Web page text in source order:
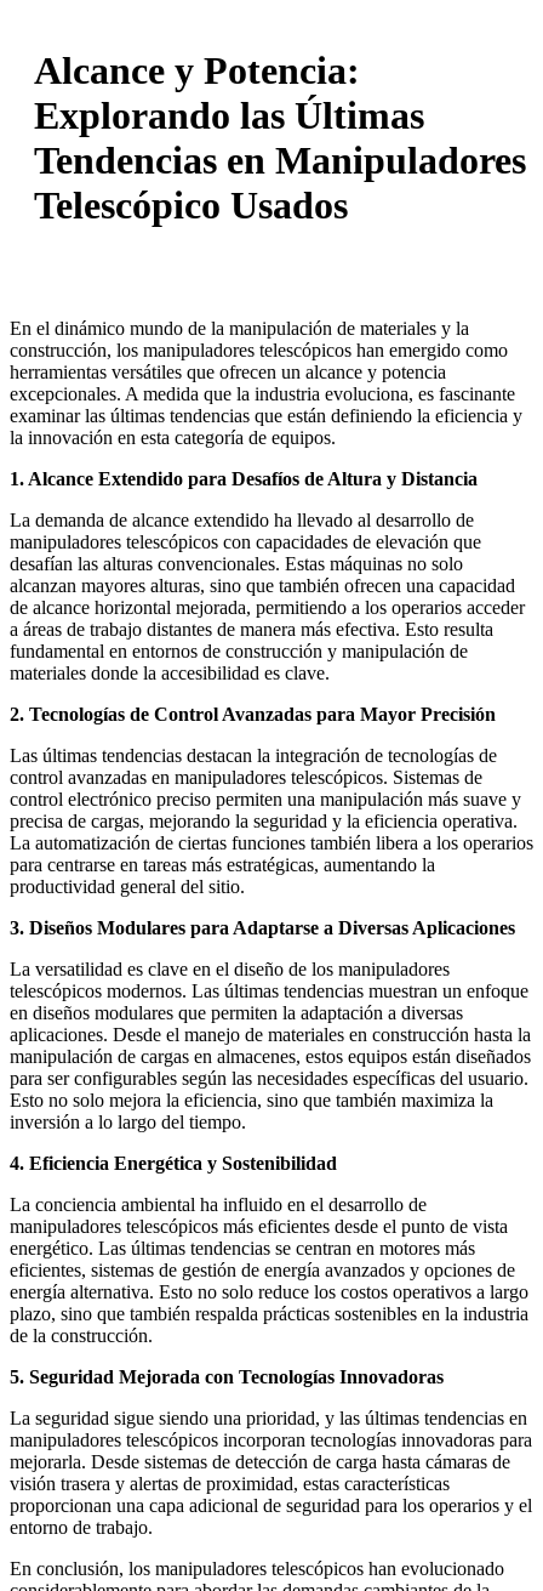
Alcance y Potencia:
Explorando las Últimas
Tendencias en Manipuladores
Telescópico Usados
En el dinámico mundo de la manipulación de materiales y la
construcción, los manipuladores telescópicos han emergido como
herramientas versátiles que ofrecen un alcance y potencia
excepcionales. A medida que la industria evoluciona, es fascinante
examinar las últimas tendencias que están definiendo la eficiencia y
la innovación en esta categoría de equipos.
1. Alcance Extendido para Desafíos de Altura y Distancia
La demanda de alcance extendido ha llevado al desarrollo de
manipuladores telescópicos con capacidades de elevación que
desafían las alturas convencionales. Estas máquinas no solo
alcanzan mayores alturas, sino que también ofrecen una capacidad
de alcance horizontal mejorada, permitiendo a los operarios acceder
a áreas de trabajo distantes de manera más efectiva. Esto resulta
fundamental en entornos de construcción y manipulación de
materiales donde la accesibilidad es clave.
2. Tecnologías de Control Avanzadas para Mayor Precisión
Las últimas tendencias destacan la integración de tecnologías de
control avanzadas en manipuladores telescópicos. Sistemas de
control electrónico preciso permiten una manipulación más suave y
precisa de cargas, mejorando la seguridad y la eficiencia operativa.
La automatización de ciertas funciones también libera a los operarios
para centrarse en tareas más estratégicas, aumentando la
productividad general del sitio.
3. Diseños Modulares para Adaptarse a Diversas Aplicaciones
La versatilidad es clave en el diseño de los manipuladores
telescópicos modernos. Las últimas tendencias muestran un enfoque
en diseños modulares que permiten la adaptación a diversas
aplicaciones. Desde el manejo de materiales en construcción hasta la
manipulación de cargas en almacenes, estos equipos están diseñados
para ser configurables según las necesidades específicas del usuario.
Esto no solo mejora la eficiencia, sino que también maximiza la
inversión a lo largo del tiempo.
4. Eficiencia Energética y Sostenibilidad
La conciencia ambiental ha influido en el desarrollo de
manipuladores telescópicos más eficientes desde el punto de vista
energético. Las últimas tendencias se centran en motores más
eficientes, sistemas de gestión de energía avanzados y opciones de
energía alternativa. Esto no solo reduce los costos operativos a largo
plazo, sino que también respalda prácticas sostenibles en la industria
de la construcción.
5. Seguridad Mejorada con Tecnologías Innovadoras
La seguridad sigue siendo una prioridad, y las últimas tendencias en
manipuladores telescópicos incorporan tecnologías innovadoras para
mejorarla. Desde sistemas de detección de carga hasta cámaras de
visión trasera y alertas de proximidad, estas características
proporcionan una capa adicional de seguridad para los operarios y el
entorno de trabajo.
En conclusión, los manipuladores telescópicos han evolucionado